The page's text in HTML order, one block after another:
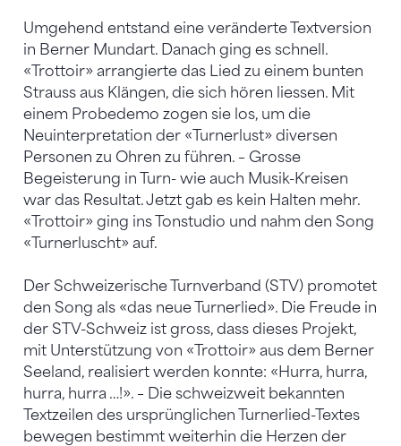
Umgehend entstand eine veränderte Textversion
in Berner Mundart. Danach ging es schnell.
«Trottoir» arrangierte das Lied zu einem bunten
Strauss aus Klängen, die sich hören liessen. Mit
einem Probedemo zogen sie los, um die
Neuinterpretation der «Turnerlust» diversen
Personen zu Ohren zu führen. – Grosse
Begeisterung in Turn- wie auch Musik-Kreisen
war das Resultat. Jetzt gab es kein Halten mehr.
«Trottoir» ging ins Tonstudio und nahm den Song
«Turnerluscht» auf.
Der Schweizerische Turnverband (STV) promotet
den Song als «das neue Turnerlied». Die Freude in
der STV-Schweiz ist gross, dass dieses Projekt,
mit Unterstützung von «Trottoir» aus dem Berner
Seeland, realisiert werden konnte: «Hurra, hurra,
hurra, hurra …!». – Die schweizweit bekannten
Textzeilen des ursprünglichen Turnerlied-Textes
bewegen bestimmt weiterhin die Herzen der